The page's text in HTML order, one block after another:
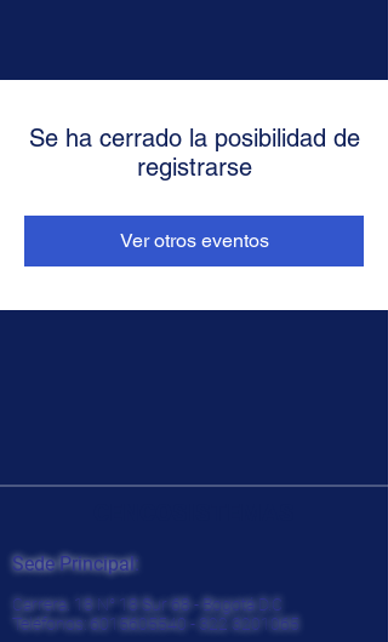
Se ha cerrado la posibilidad de
registrarse
Ver otros eventos
Sede Principal:
Carrera. 18 N° 18 Sur 68 - Bogotá D.C
Teléfonos: 6015605540 - 322 3201065